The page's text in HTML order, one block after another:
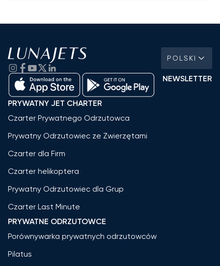
POLSKI
NEWSLETTER
PRYWATNY JET CHARTER
Czarter Prywatnego Odrzutowca
Prywatny Odrzutowiec ze Zwierzętami
Czarter dla Firm
Czarter helikoptera
Prywatny Odrzutowiec dla Grup
Czarter Last Minute
PRYWATNE ODRZUTOWCE
Porównywarka prywatnych odrzutowców
Pilatus